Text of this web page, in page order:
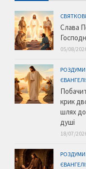
Слава
05/08/
крик
шлях
душі
18/07/